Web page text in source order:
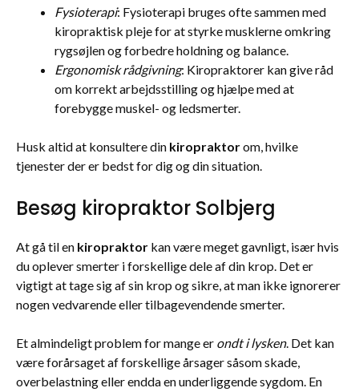
Fysioterapi: Fysioterapi bruges ofte sammen med
kiropraktisk pleje for at styrke musklerne omkring
rygsøjlen og forbedre holdning og balance.
Ergonomisk rådgivning: Kiropraktorer kan give råd
om korrekt arbejdsstilling og hjælpe med at
forebygge muskel- og ledsmerter.
Husk altid at konsultere din kiropraktorom, hvilke
tjenester der er bedst for dig og din situation.
Besøg kiropraktor Solbjerg
At gå til en kiropraktor kan være meget gavnligt, især hvis
du oplever smerter i forskellige dele af din krop. Det er
vigtigt at tage sig af sin krop og sikre, at man ikke ignorerer
nogen vedvarende eller tilbagevendende smerter.
Et almindeligt problem for mange er ondt i lysken. Det kan
være forårsaget af forskellige årsager såsom skade,
overbelastning eller endda en underliggende sygdom. En